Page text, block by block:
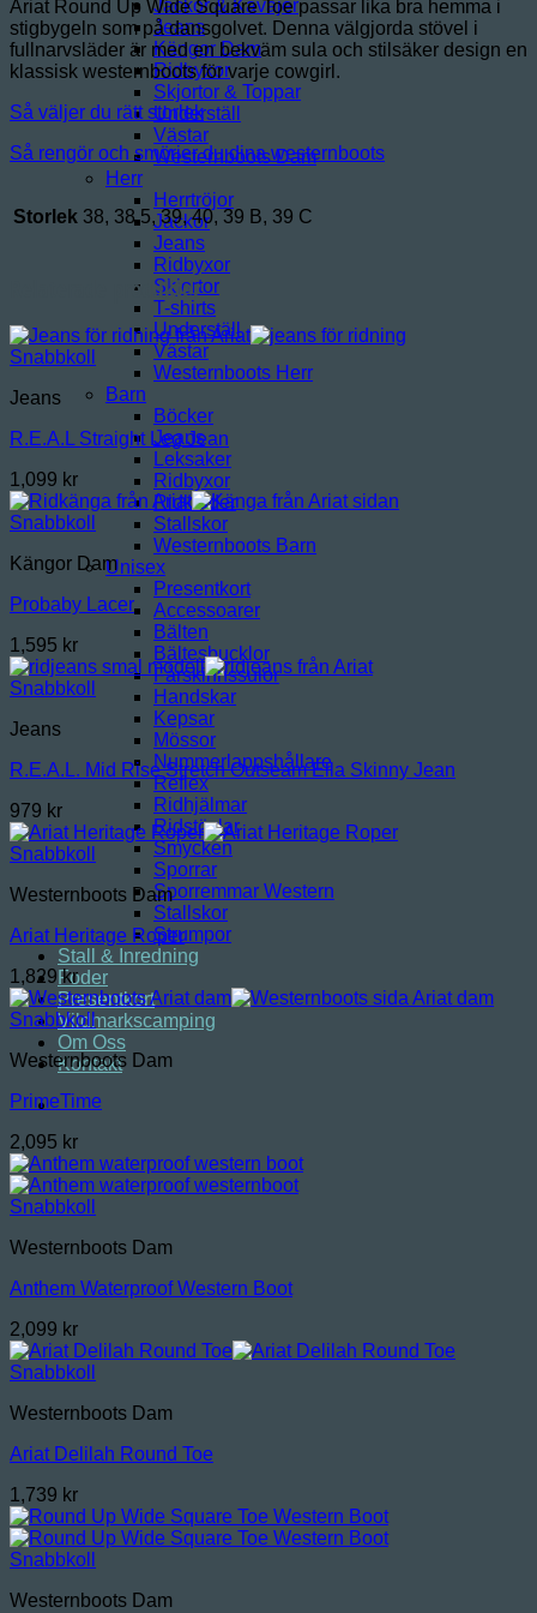
Jackor & Kavajer
Jeans
Kängor Dam
Ridbyxor
Skjortor & Toppar
Underställ
Västar
Westernboots Dam
Herr
Herrtröjor
Jackor
Jeans
Ridbyxor
Skjortor
T-shirts
Underställ
Västar
Westernboots Herr
Barn
Böcker
Jeans
Leksaker
Ridbyxor
Ridkläder
Stallskor
Westernboots Barn
Unisex
Presentkort
Accessoarer
Bälten
Bältesbucklor
Fårskinnssulor
Handskar
Kepsar
Mössor
Nummerlappshållare
Reflex
Ridhjälmar
Ridstövlar
Smycken
Sporrar
Sporremmar Western
Stallskor
Strumpor
Stall & Inredning
Foder
Presentkort
Vildmarkscamping
Om Oss
Kontakt
Ariat Round Up Wide Square Toe passar lika bra hemma i
stigbygeln som på dansgolvet. Denna välgjorda stövel i
fullnarvsläder är med en bekväm sula och stilsäker design en
klassisk westernboots för varje cowgirl.
Så väljer du rätt storlek
Så rengör och smörjer du dina westernboots
Storlek 38, 38,5, 39, 40, 39 B, 39 C
Relaterade produkter
Snabbkoll
Jeans
R.E.A.L Straight Leg Jean
1,099 kr
Snabbkoll
Kängor Dam
Probaby Lacer
1,595 kr
Snabbkoll
Jeans
R.E.A.L. Mid Rise Stretch Outseam Ella Skinny Jean
979 kr
Snabbkoll
Westernboots Dam
Ariat Heritage Roper
1,829kr
Snabbkoll
Westernboots Dam
PrimeTime
2,095 kr
Snabbkoll
Westernboots Dam
Anthem Waterproof Western Boot
2,099 kr
Snabbkoll
Westernboots Dam
Ariat Delilah Round Toe
1,739 kr
Snabbkoll
Westernboots Dam